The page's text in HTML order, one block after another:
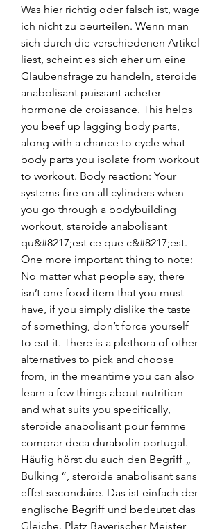
Was hier richtig oder falsch ist, wage
ich nicht zu beurteilen. Wenn man
sich durch die verschiedenen Artikel
liest, scheint es sich eher um eine
Glaubensfrage zu handeln, steroide
anabolisant puissant acheter
hormone de croissance. This helps
you beef up lagging body parts,
along with a chance to cycle what
body parts you isolate from workout
to workout. Body reaction: Your
systems fire on all cylinders when
you go through a bodybuilding
workout, steroide anabolisant
qu&#8217;est ce que c&#8217;est.
One more important thing to note:
No matter what people say, there
isn’t one food item that you must
have, if you simply dislike the taste
of something, don’t force yourself
to eat it. There is a plethora of other
alternatives to pick and choose
from, in the meantime you can also
learn a few things about nutrition
and what suits you specifically,
steroide anabolisant pour femme
comprar deca durabolin portugal.
Häufig hörst du auch den Begriff „
Bulking “, steroide anabolisant sans
effet secondaire. Das ist einfach der
englische Begriff und bedeutet das
Gleiche. Platz Bayerischer Meister